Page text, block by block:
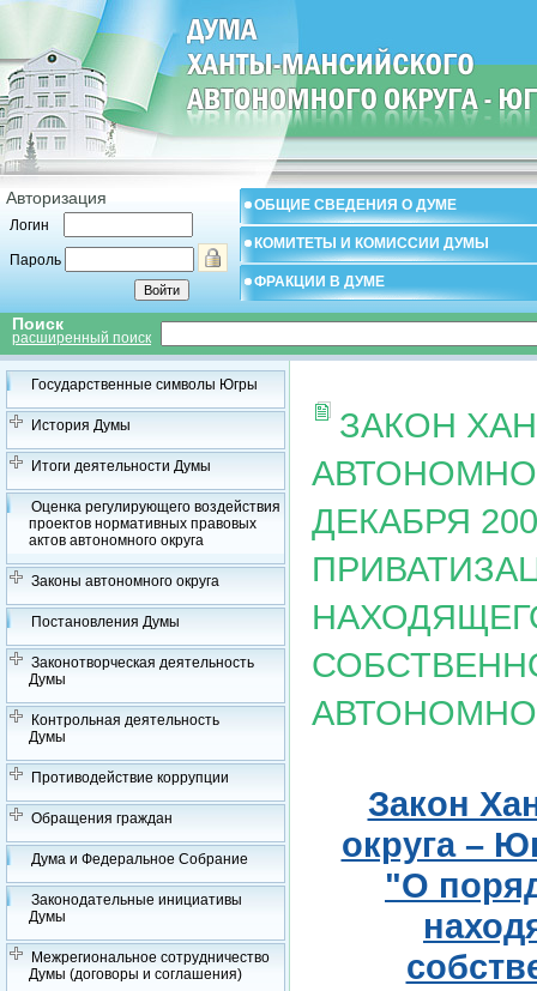
Авторизация
Логин
Пароль
ОБЩИЕ СВЕДЕНИЯ О ДУМЕ
КОМИТЕТЫ И КОМИССИИ ДУМЫ
ФРАКЦИИ В ДУМЕ
Поиск
расширенный поиск
Государственные символы Югры
История Думы
Итоги деятельности Думы
Оценка регулирующего воздействия
проектов нормативных правовых
актов автономного округа
Законы автономного округа
Постановления Думы
Законотворческая деятельность
Думы
Контрольная деятельность
Думы
Противодействие коррупции
Обращения граждан
Дума и Федеральное Собрание
Законодательные инициативы
Думы
Межрегиональное сотрудничество
Думы (договоры и соглашения)
ЗАКОН
ДЕКАБРЯ
Закон
округа –
"О